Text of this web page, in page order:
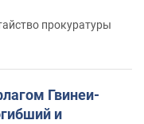
прокуратуры
Гвинеи-
и